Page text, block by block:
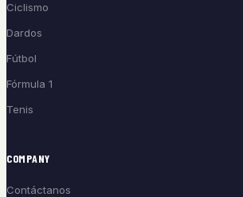
Ciclismo
Dardos
Fútbol
Fórmula 1
Tenis
COMPANY
Contáctanos